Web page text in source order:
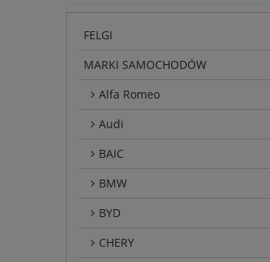
FELGI
MARKI SAMOCHODÓW
Alfa Romeo
Audi
BAIC
BMW
BYD
CHERY